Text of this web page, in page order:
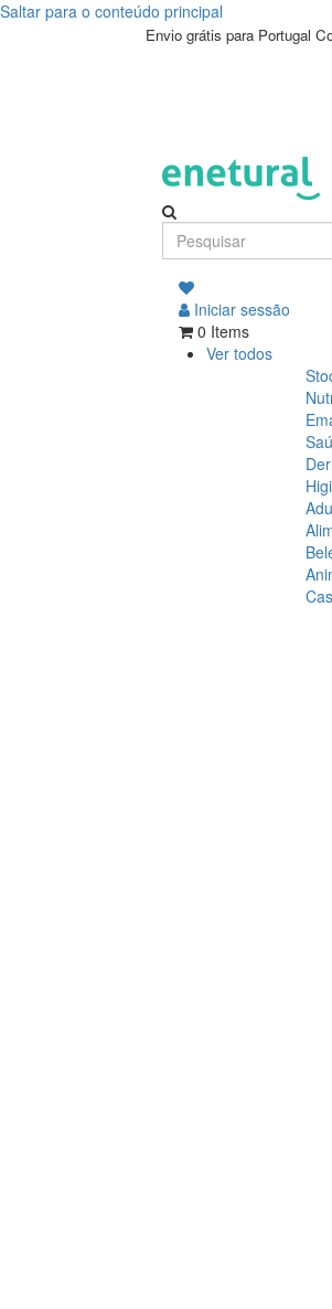
Saltar para o conteúdo principal
Envio grátis para Portugal
Iniciar sessão
0 Items
Ver todos